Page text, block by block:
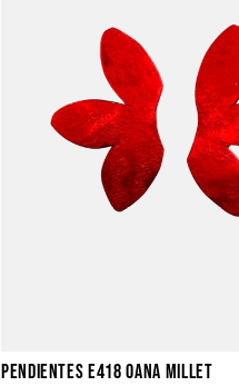
PENDIENTES E418 OANA MILLET